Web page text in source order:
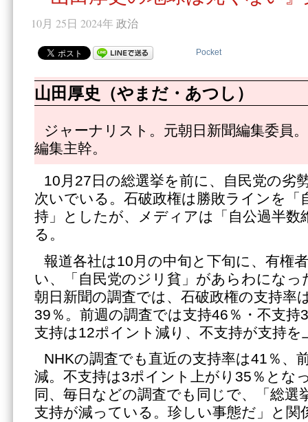
10月 25日 2024年 政治
Pocket
山田厚史（やまだ・あつし）
ジャーナリスト。元朝日新聞編集委員
編集主幹。
10月27日の総選挙を前に、自民党の劣
次いでいる。石破政権は勝敗ラインを「
持」としたが、メディアは「自公過半数
る。
報道各社は10月の中旬と下旬に、有権
い、「自民党のジリ貧」があらわになっ
朝日新聞の調査では、石破政権の支持率
39％。前週の調査では支持46％・不支持
支持は12ポイント減り、不支持が支持を
NHKの調査でも直近の支持率は41％、
減。不支持は3ポイント上がり35％とな
同、毎日などの調査でも同じで、「総選
支持が減っている。珍しい事態だ」と関